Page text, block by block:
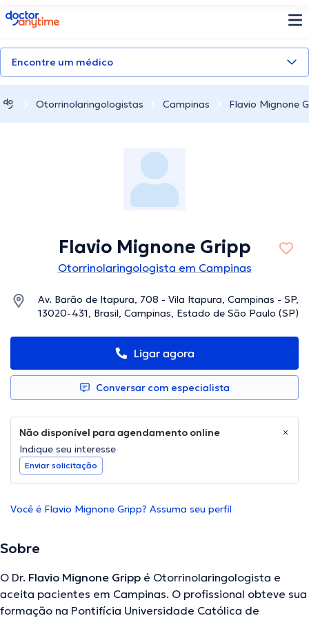
doctoranytime
Encontre um médico
Otorrinolaringologistas Campinas Flavio Mignone
Flavio Mignone Gripp
Otorrinolaringologista em Campinas
Av. Barão de Itapura, 708 - Vila Itapura, Campinas - SP,
13020-431, Brasil, Campinas, Estado de São Paulo (SP)
Ligar agora
Conversar com especialista
Não disponível para agendamento online
Indique seu interesse
Enviar solicitação
Você é Flavio Mignone Gripp? Assuma seu perfil
Sobre
O Dr. Flavio Mignone Gripp é Otorrinolaringologista e
aceita pacientes em Campinas. O profissional obteve sua
formação na Pontifícia Universidade Católica de